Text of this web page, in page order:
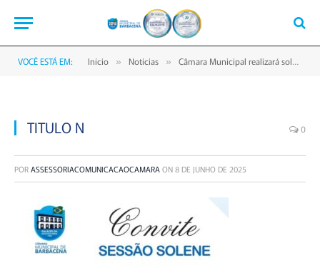
VOCÊ ESTÁ EM: Início » Notícias » Câmara Municipal realizará solenidade para entrega de títulos e homenagem à Escola ” A Maré “
TITULO N 0
PORASSESSORIACOMUNICACAOCAMARAON8 DE JUNHO DE 2025